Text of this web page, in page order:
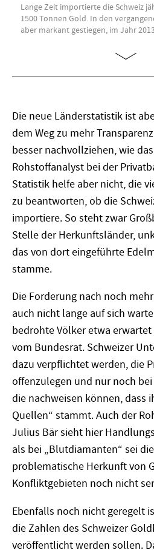
Lange Zeit importierte die Schweiz
1500 Tonnen Gold. In den
aber markant gestiegen, im Jahr
Die neue Länderstatistik ist
dem Weg zu mehr
besser nachvollziehen, wie
Rohstoffanalyst bei der
Statistik helfe aber nicht, die
zu beantworten, ob die
importiere. So steht zwar
Stelle der Herkunftsländer,
das von dort eingeführte
stamme.
Die Forderung nach noch
auch nicht lange auf sich
bedrohte Völker etwa
vom Bundesrat. Schweizer
dazu verpflichtet werden, die
offenzulegen und nur noch
die nachweisen können, dass
Quellen“ stammt. Auch der
Julius Bär sieht hier
als bei „Blutdiamanten“ sei
problematische Herkunft von
Konfliktgebieten noch nicht
Ebenfalls noch nicht geregelt
die Zahlen des Schweizer
veröffentlicht werden sollen.